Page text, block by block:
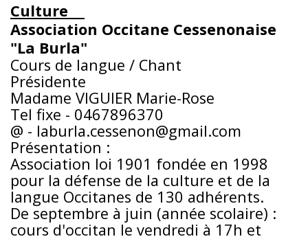
Culture
Association Occitane Cessenonaise
"La Burla"
Cours de langue / Chant
Présidente
Madame VIGUIER Marie-Rose
Tel fixe - 0467896370
@ - laburla.cessenon@gmail.com
Présentation :
Association loi 1901 fondée en 1998
pour la défense de la culture et de la
langue Occitanes de 130 adhérents.
De septembre à juin (année scolaire) :
cours d'occitan le vendredi à 17h et